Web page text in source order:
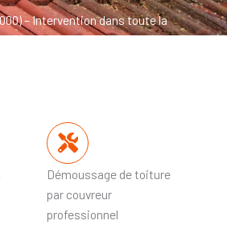
– Intervention dans toute la
Démoussage de toiture
par couvreur
professionnel